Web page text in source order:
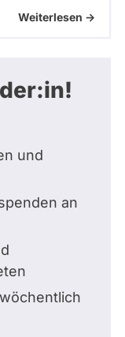
Weiterlesen ->
und
an